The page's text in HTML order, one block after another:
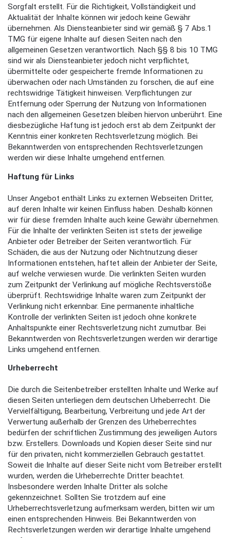
Sorgfalt erstellt. Für die Richtigkeit, Vollständigkeit und
Aktualität der Inhalte können wir jedoch keine Gewähr
übernehmen. Als Diensteanbieter sind wir gemäß § 7 Abs.1
TMG für eigene Inhalte auf diesen Seiten nach den
allgemeinen Gesetzen verantwortlich. Nach §§ 8 bis 10 TMG
sind wir als Diensteanbieter jedoch nicht verpflichtet,
übermittelte oder gespeicherte fremde Informationen zu
überwachen oder nach Umständen zu forschen, die auf eine
rechtswidrige Tätigkeit hinweisen. Verpflichtungen zur
Entfernung oder Sperrung der Nutzung von Informationen
nach den allgemeinen Gesetzen bleiben hiervon unberührt. Eine
diesbezügliche Haftung ist jedoch erst ab dem Zeitpunkt der
Kenntnis einer konkreten Rechtsverletzung möglich. Bei
Bekanntwerden von entsprechenden Rechtsverletzungen
werden wir diese Inhalte umgehend entfernen.
Haftung für Links
Unser Angebot enthält Links zu externen Webseiten Dritter,
auf deren Inhalte wir keinen Einfluss haben. Deshalb können
wir für diese fremden Inhalte auch keine Gewähr übernehmen.
Für die Inhalte der verlinkten Seiten ist stets der jeweilige
Anbieter oder Betreiber der Seiten verantwortlich. Für
Schäden, die aus der Nutzung oder Nichtnutzung dieser
Informationen entstehen, haftet allein der Anbieter der Seite,
auf welche verwiesen wurde. Die verlinkten Seiten wurden
zum Zeitpunkt der Verlinkung auf mögliche Rechtsverstöße
überprüft. Rechtswidrige Inhalte waren zum Zeitpunkt der
Verlinkung nicht erkennbar. Eine permanente inhaltliche
Kontrolle der verlinkten Seiten ist jedoch ohne konkrete
Anhaltspunkte einer Rechtsverletzung nicht zumutbar. Bei
Bekanntwerden von Rechtsverletzungen werden wir derartige
Links umgehend entfernen.
Urheberrecht
Die durch die Seitenbetreiber erstellten Inhalte und Werke auf
diesen Seiten unterliegen dem deutschen Urheberrecht. Die
Vervielfältigung, Bearbeitung, Verbreitung und jede Art der
Verwertung außerhalb der Grenzen des Urheberrechtes
bedürfen der schriftlichen Zustimmung des jeweiligen Autors
bzw. Erstellers. Downloads und Kopien dieser Seite sind nur
für den privaten, nicht kommerziellen Gebrauch gestattet.
Soweit die Inhalte auf dieser Seite nicht vom Betreiber erstellt
wurden, werden die Urheberrechte Dritter beachtet.
Insbesondere werden Inhalte Dritter als solche
gekennzeichnet. Sollten Sie trotzdem auf eine
Urheberrechtsverletzung aufmerksam werden, bitten wir um
einen entsprechenden Hinweis. Bei Bekanntwerden von
Rechtsverletzungen werden wir derartige Inhalte umgehend